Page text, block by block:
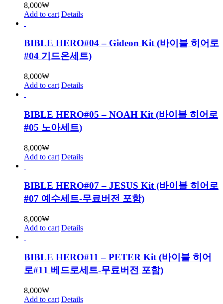
8,000₩
Add to cart Details
BIBLE HERO#04 – Gideon Kit (바이블 히어로
#04 기드온세트)
8,000₩
Add to cart Details
BIBLE HERO#05 – NOAH Kit (바이블 히어로
#05 노아세트)
8,000₩
Add to cart Details
BIBLE HERO#07 – JESUS Kit (바이블 히어로
#07 예수세트-무료버전 포함)
8,000₩
Add to cart Details
BIBLE HERO#11 – PETER Kit (바이블 히어
로#11 베드로세트-무료버전 포함)
8,000₩
Add to cart Details